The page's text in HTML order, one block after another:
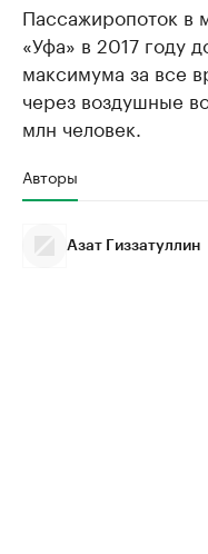
Пассажиропоток в
«Уфа» в 2017 году
максимума за все
через воздушные
млн человек.
Авторы
Азат Гиззатуллин